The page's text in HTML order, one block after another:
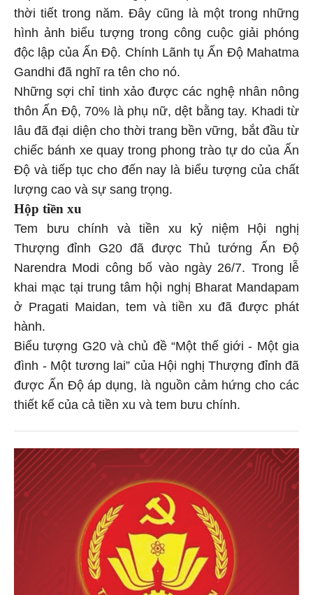
thời tiết trong năm. Đây cũng là một trong những
hình ảnh biểu tượng trong công cuộc giải phóng
độc lập của Ấn Độ. Chính Lãnh tụ Ấn Độ Mahatma
Gandhi đã nghĩ ra tên cho nó.
Những sợi chỉ tinh xảo được các nghệ nhân nông
thôn Ấn Độ, 70% là phụ nữ, dệt bằng tay. Khadi từ
lâu đã đại diện cho thời trang bền vững, bắt đầu từ
chiếc bánh xe quay trong phong trào tự do của Ấn
Độ và tiếp tục cho đến nay là biểu tượng của chất
lượng cao và sự sang trọng.
Hộp tiền xu
Tem bưu chính và tiền xu kỷ niệm Hội nghị
Thượng đỉnh G20 đã được Thủ tướng Ấn Độ
Narendra Modi công bố vào ngày 26/7. Trong lễ
khai mạc tại trung tâm hội nghị Bharat Mandapam
ở Pragati Maidan, tem và tiền xu đã được phát
hành.
Biểu tượng G20 và chủ đề “Một thế giới - Một gia
đình - Một tương lai” của Hội nghị Thượng đỉnh đã
được Ấn Độ áp dụng, là nguồn cảm hứng cho các
thiết kế của cả tiền xu và tem bưu chính.